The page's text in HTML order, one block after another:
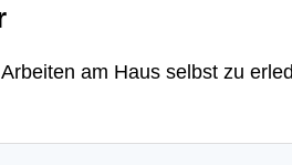
am Haus selbst zu